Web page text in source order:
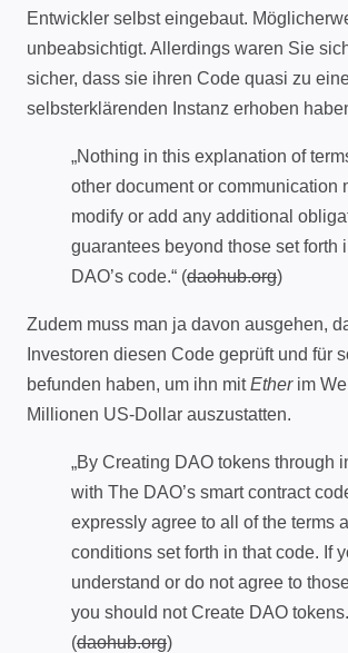
Entwickler selbst eingebaut.
unbeabsichtigt. Allerdings waren Sie
sicher, dass sie ihren Code quasi zu
selbsterklärenden Instanz erhoben
„Nothing in this explanation of
other document or communication
modify or add any additional
guarantees beyond those set forth
DAO’s code.“ (daohub.org)
Zudem muss man ja davon ausgehen,
Investoren diesen Code geprüft und für
befunden haben, um ihn mitEtherim
Millionen US-Dollar auszustatten.
„By Creating DAO tokens through
with The DAO’s smart contract
expressly agree to all of the terms
conditions set forth in that code. If
understand or do not agree to
you should not Create DAO
(daohub.org)